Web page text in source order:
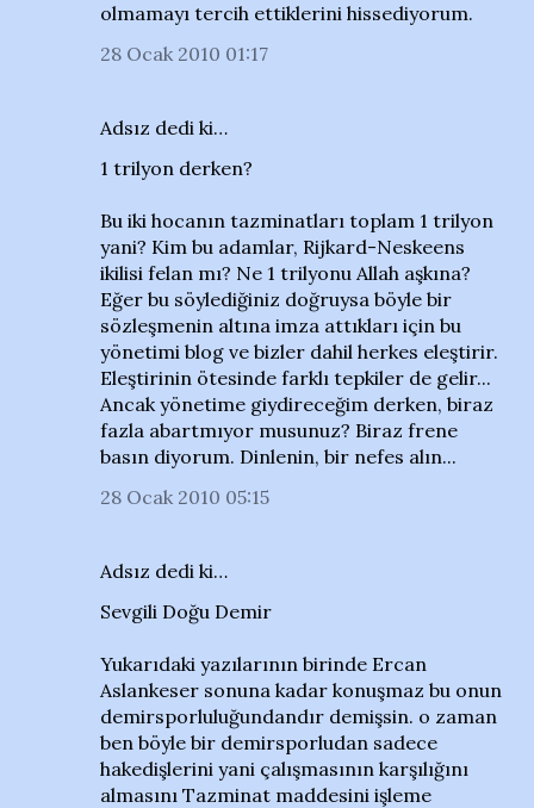
olmamayı tercih ettiklerini hissediyorum.
28 Ocak 2010 01:17
Adsız dedi ki…
1 trilyon derken?
Bu iki hocanın tazminatları toplam 1 trilyon
yani? Kim bu adamlar, Rijkard-Neskeens
ikilisi felan mı? Ne 1 trilyonu Allah aşkına?
Eğer bu söylediğiniz doğruysa böyle bir
sözleşmenin altına imza attıkları için bu
yönetimi blog ve bizler dahil herkes eleştirir.
Eleştirinin ötesinde farklı tepkiler de gelir...
Ancak yönetime giydireceğim derken, biraz
fazla abartmıyor musunuz? Biraz frene
basın diyorum. Dinlenin, bir nefes alın...
28 Ocak 2010 05:15
Adsız dedi ki…
Sevgili Doğu Demir
Yukarıdaki yazılarının birinde Ercan
Aslankeser sonuna kadar konuşmaz bu onun
demirsporluluğundandır demişsin. o zaman
ben böyle bir demirsporludan sadece
hakedişlerini yani çalışmasının karşılığını
almasını Tazminat maddesini işleme